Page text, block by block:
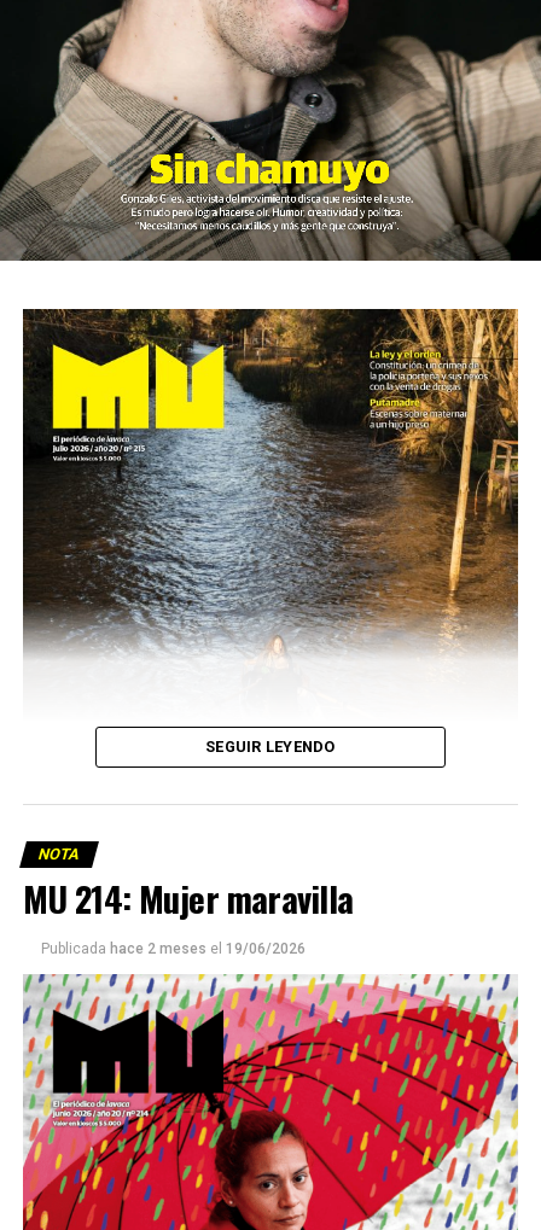
Este número 215 de MU ☝️viene con doble tapa, que
podría ser una frase:
Sin chamuyo, a remarla.
Descargar la Mu en PDF
SEGUIR LEYENDO
NOTA
MU 214: Mujer maravilla
Publicada hace 2 meses el 19/06/2026